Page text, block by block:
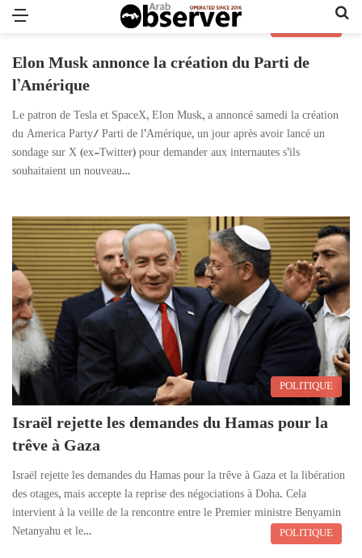
Elon Musk annonce la création du Parti de
l’Amérique
Le patron de Tesla et SpaceX, Elon Musk, a annoncé samedi la création
du America Party/ Parti de l’Amérique, un jour après avoir lancé un
sondage sur X (ex-Twitter) pour demander aux internautes s’ils
souhaitaient un nouveau…
POLITIQUE
Israël rejette les demandes du Hamas pour la
trêve à Gaza
Israël rejette les demandes du Hamas pour la trêve à Gaza et la libération
des otages, mais accepte la reprise des négociations à Doha. Cela
intervient à la veille de la rencontre entre le Premier ministre Benyamin
Netanyahu et le…
POLITIQUE